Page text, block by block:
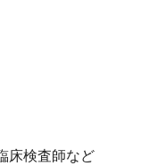
床検査師など